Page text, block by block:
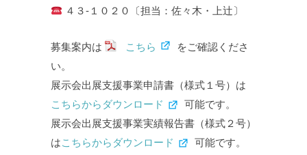
４３‐１０２０〔担当：佐々木・上辻〕
募集案内は こちら
をご確認くださ
い。
展示会出展支援事業申請書（様式１号）は
こちらからダウンロード
可能です。
展示会出展支援事業実績報告書（様式２号）
はこちらからダウンロード
可能です。